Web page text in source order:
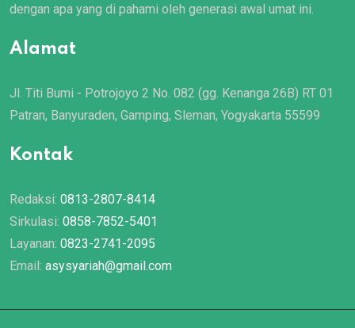
dengan apa yang di pahami oleh generasi awal umat ini.
Alamat
Jl. Titi Bumi - Potrojoyo 2 No. 082 (gg. Kenanga 26B) RT 01
Patran, Banyuraden, Gamping, Sleman, Yogyakarta 55599
Kontak
Redaksi: 0813-2807-8414
Sirkulasi: 0858-7852-5401
Layanan: 0823-2741-2095
Email: asysyariah@gmail.com